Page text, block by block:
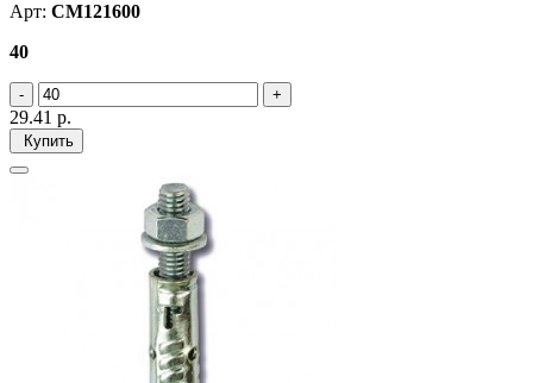
Арт: CM121600
40
29.41 р.
Купить